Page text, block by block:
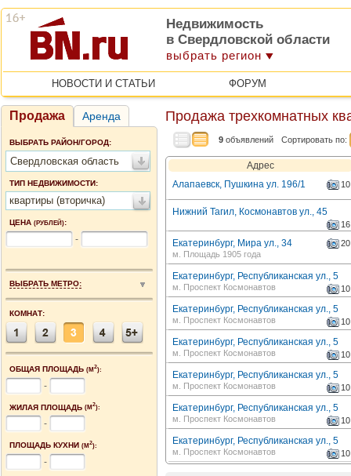
Недвижимость
в Свердловской области
выбрать регион
НОВОСТИ И СТАТЬИ ФОРУМ
Продажа Аренда
ВЫБРАТЬ РАЙОН/ГОРОД:
Свердловская область
ТИП НЕДВИЖИМОСТИ:
квартиры (вторичка)
ЦЕНА (РУБЛЕЙ):
-
ВЫБРАТЬ МЕТРО:
КОМНАТ:
ОБЩАЯ ПЛОЩАДЬ (М2):
-
ЖИЛАЯ ПЛОЩАДЬ (М2):
-
ПЛОЩАДЬ КУХНИ (М2):
-
Продажа трехкомнатных
9 объявлений Сортировать по:
Адрес
Алапаевск, Пушкинa ул. 196/1
10
Нижний Тагил, Космонавтов ул., 45
16
Екатеринбург, Мира ул., 34
20
м. Площадь 1905 года
Екатеринбург, Республиканская ул., 5
10
м. Проспект Космонавтов
Екатеринбург, Республиканская ул., 5
10
м. Проспект Космонавтов
Екатеринбург, Республиканская ул., 5
10
м. Проспект Космонавтов
Екатеринбург, Республиканская ул., 5
10
м. Проспект Космонавтов
Екатеринбург, Республиканская ул., 5
10
м. Проспект Космонавтов
Екатеринбург, Республиканская ул., 5
10
м. Проспект Космонавтов